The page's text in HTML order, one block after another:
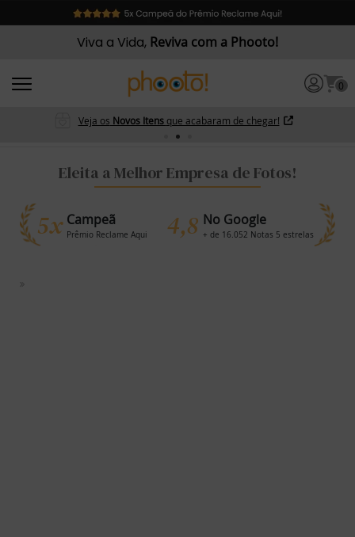
Viva a Vida, Reviva com a Phooto!
0
Veja os Novos Itens que acabaram de chegar!
Eleita a Melhor Empresa de Fotos!
5x Campeã
Prêmio Reclame Aqui 4,8 No Google
+ de 16.052 Notas 5 estrelas